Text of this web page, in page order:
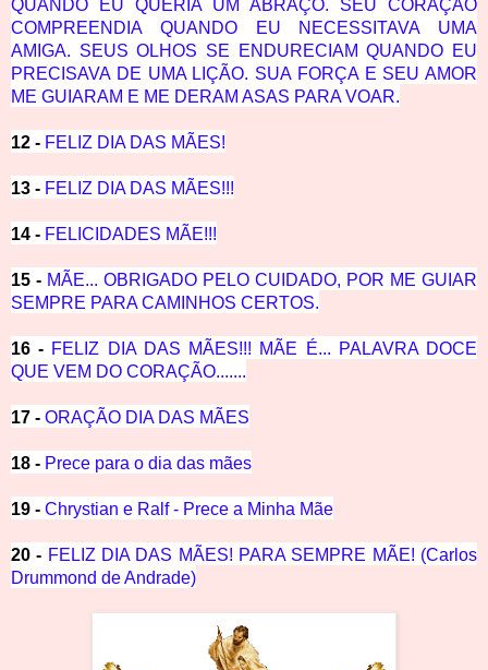
QUANDO EU QUERIA UM ABRAÇO. SEU CORAÇÃO
COMPREENDIA QUANDO EU NECESSITAVA UMA
AMIGA. SEUS OLHOS SE ENDURECIAM QUANDO EU
PRECISAVA DE UMA LIÇÃO. SUA FORÇA E SEU AMOR
ME GUIARAM E ME DERAM ASAS PARA VOAR.
12 - FELIZ DIA DAS MÃES!
13 - FELIZ DIA DAS MÃES!!!
14 - FELICIDADES MÃE!!!
15 - MÃE... OBRIGADO PELO CUIDADO, POR ME GUIAR
SEMPRE PARA CAMINHOS CERTOS.
16 - FELIZ DIA DAS MÃES!!! MÃE É... PALAVRA DOCE
QUE VEM DO CORAÇÃO.......
17 - ORAÇÃO DIA DAS MÃES
18 - Prece para o dia das mães
19 - Chrystian e Ralf - Prece a Minha Mãe
20 - FELIZ DIA DAS MÃES! PARA SEMPRE MÃE! (Carlos
Drummond de Andrade)